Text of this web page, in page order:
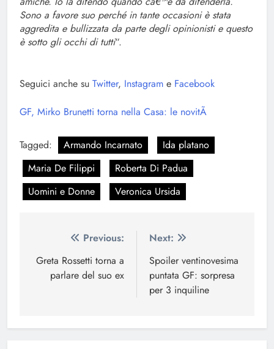
Sono a favore suo perché in tante occasioni è stata
aggredita e bullizzata da parte degli opinionisti e questo
è sotto gli occhi di tutti“.
Seguici anche su Twitter, Instagram e Facebook
GF, Mirko Brunetti torna nella Casa: le novitÃ
Tagged: Armando Incarnato
Ida platano
Maria De Filippi
Roberta Di Padua
Uomini e Donne
Veronica Ursida
Navigazione
articoli
Previous:
Greta Rossetti torna a
parlare del suo ex
Next:
Spoiler ventinovesima
puntata GF: sorpresa
per 3 inquiline